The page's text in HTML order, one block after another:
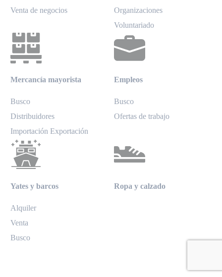
Venta de negocios
Organizaciones
Voluntariado
Mercancía mayorista
Busco
Distribuidores
Importación Exportación
Empleos
Busco
Ofertas de trabajo
Yates y barcos
Alquiler
Venta
Busco
Ropa y calzado